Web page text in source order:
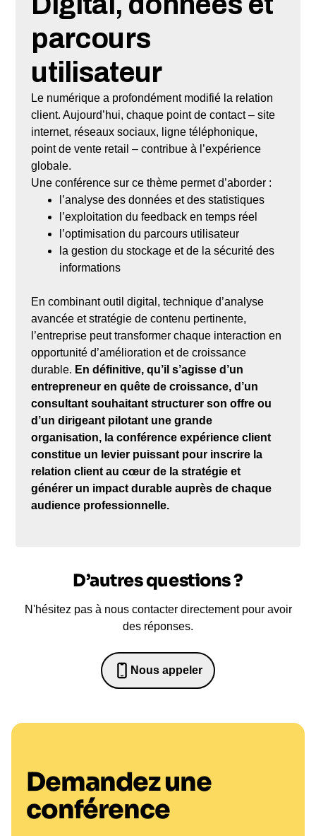
parcours
utilisateur
Le numérique a profondément modifié la relation
client. Aujourd’hui, chaque point de contact – site
internet, réseaux sociaux, ligne téléphonique,
point de vente retail – contribue à l’expérience
globale.
Une conférence sur ce thème permet d’aborder :
l’analyse des données et des statistiques
l’exploitation du feedback en temps réel
l’optimisation du parcours utilisateur
la gestion du stockage et de la sécurité des
informations
En combinant outil digital, technique d’analyse
avancée et stratégie de contenu pertinente,
l’entreprise peut transformer chaque interaction en
opportunité d’amélioration et de croissance
durable. En définitive, qu’il s’agisse d’un
entrepreneur en quête de croissance, d’un
consultant souhaitant structurer son offre ou
d’un dirigeant pilotant une grande
organisation, la conférence expérience client
constitue un levier puissant pour inscrire la
relation client au cœur de la stratégie et
générer un impact durable auprès de chaque
audience professionnelle.
D’autres questions ?
N'hésitez pas à nous contacter directement pour avoir
des réponses.
Nous appeler
0652698481
Demandez une
conférence